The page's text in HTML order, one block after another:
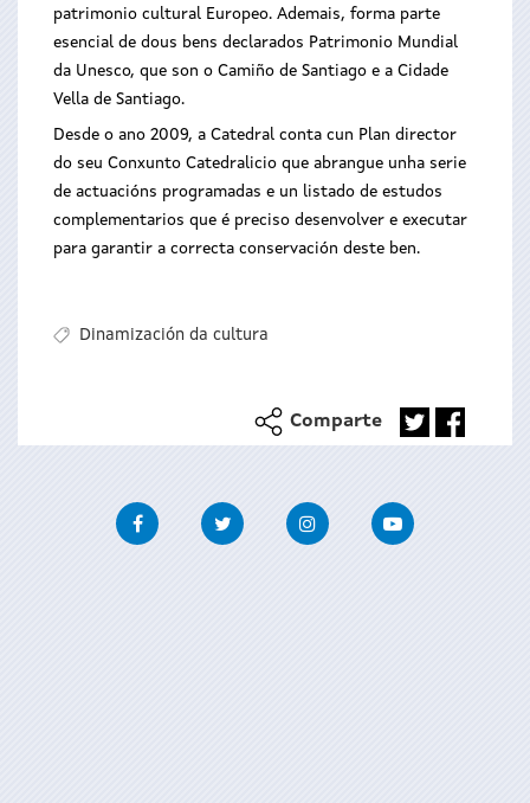
patrimonio cultural Europeo. Ademais, forma parte
esencial de dous bens declarados Patrimonio Mundial
da Unesco, que son o Camiño de Santiago e a Cidade
Vella de Santiago.
Desde o ano 2009, a Catedral conta cun Plan director
do seu Conxunto Catedralicio que abrangue unha serie
de actuacións programadas e un listado de estudos
complementarios que é preciso desenvolver e executar
para garantir a correcta conservación deste ben.
Dinamización da cultura
Comparte
FacebookTwitter InstagramYoutube